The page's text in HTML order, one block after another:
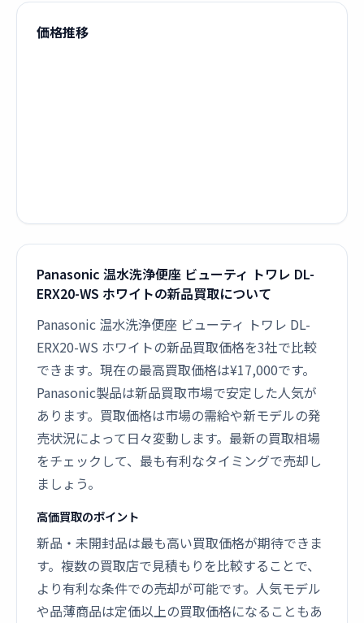
価格推移
Panasonic 温水洗浄便座 ビューティ トワレ DL-
ERX20-WS ホワイトの新品買取について
Panasonic 温水洗浄便座 ビューティ トワレ DL-
ERX20-WS ホワイトの新品買取価格を3社で比較
できます。現在の最高買取価格は¥17,000です。
Panasonic製品は新品買取市場で安定した人気が
あります。買取価格は市場の需給や新モデルの発
売状況によって日々変動します。最新の買取相場
をチェックして、最も有利なタイミングで売却し
ましょう。
高価買取のポイント
新品・未開封品は最も高い買取価格が期待できま
す。複数の買取店で見積もりを比較することで、
より有利な条件での売却が可能です。人気モデル
や品薄商品は定価以上の買取価格になることもあ